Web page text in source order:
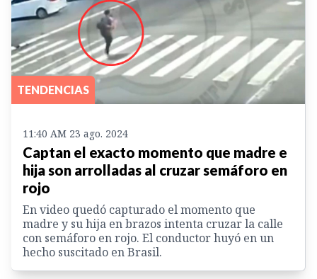
TENDENCIAS
11:40 AM 23 ago. 2024
Captan el exacto momento que madre e
hija son arrolladas al cruzar semáforo en
rojo
En video quedó capturado el momento que
madre y su hija en brazos intenta cruzar la calle
con semáforo en rojo. El conductor huyó en un
hecho suscitado en Brasil.